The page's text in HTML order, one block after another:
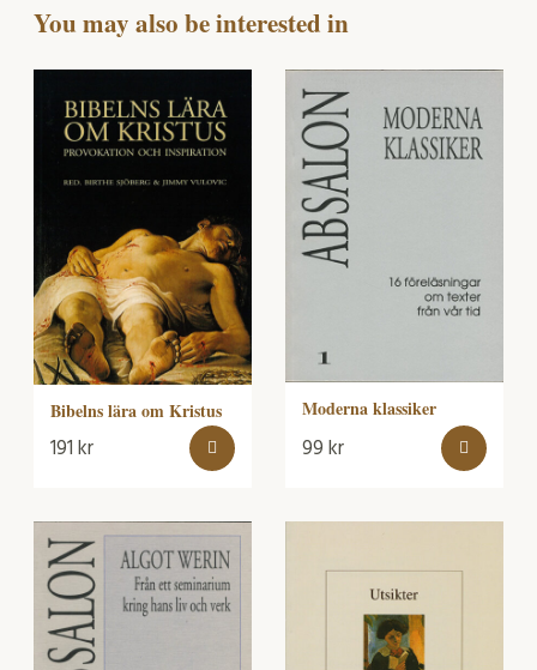
You may also be interested in
Bibelns lära om Kristus
191kr
Moderna klassiker
99kr